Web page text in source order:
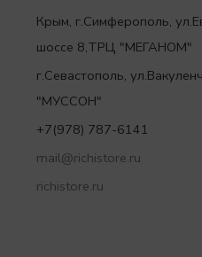
Крым, г.Симферополь,
шоссе 8,ТРЦ "МЕГАНОМ"
г.Севастополь,
"МУССОН"
+7(978) 787-6141
mail@richistore.ru
richistore.ru